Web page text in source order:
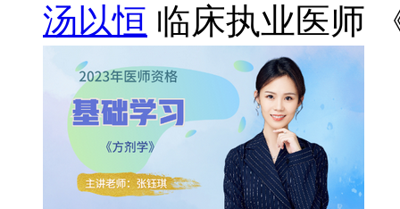
汤以恒 临床执业医师